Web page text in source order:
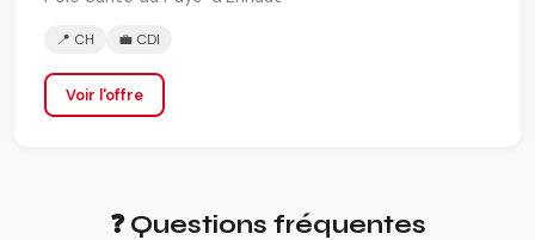
📍 CH 💼 CDI
Voir l'offre
❓ Questions fréquentes